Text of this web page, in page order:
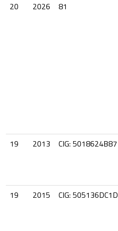
20
2026 81
19
2013 CIG: 5018624B87
19
2015 CIG: 505136DC1D